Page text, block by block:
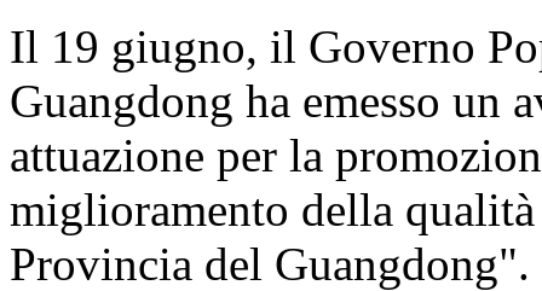
Il 19 giugno, il Governo
Guangdong ha emesso un
attuazione per la
miglioramento della
Provincia del Guangdong".